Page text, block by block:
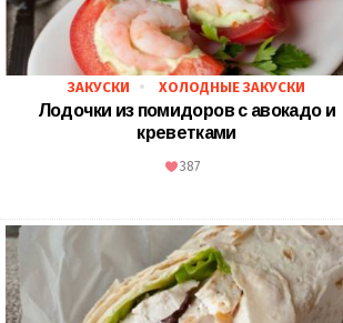
ЗАКУСКИ ХОЛОДНЫЕ ЗАКУСКИ
Лодочки из помидоров с авокадо и
креветками
387